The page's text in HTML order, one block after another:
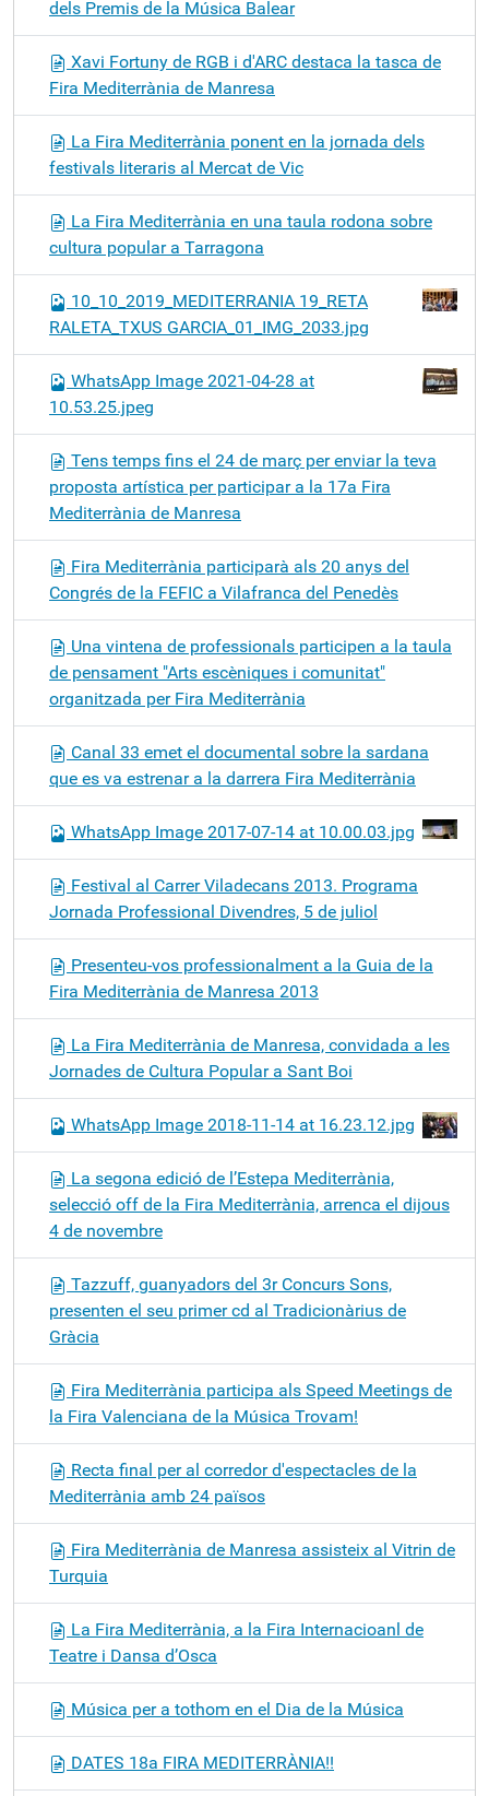
dels Premis de la Música Balear
Xavi Fortuny de RGB i d'ARC destaca la tasca de
Fira Mediterrània de Manresa
La Fira Mediterrània ponent en la jornada dels
festivals literaris al Mercat de Vic
La Fira Mediterrània en una taula rodona sobre
cultura popular a Tarragona
10_10_2019_MEDITERRANIA 19_RETA
RALETA_TXUS GARCIA_01_IMG_2033.jpg
WhatsApp Image 2021-04-28 at
10.53.25.jpeg
Tens temps fins el 24 de març per enviar la teva
proposta artística per participar a la 17a Fira
Mediterrània de Manresa
Fira Mediterrània participarà als 20 anys del
Congrés de la FEFIC a Vilafranca del Penedès
Una vintena de professionals participen a la taula
de pensament "Arts escèniques i comunitat"
organitzada per Fira Mediterrània
Canal 33 emet el documental sobre la sardana
que es va estrenar a la darrera Fira Mediterrània
WhatsApp Image 2017-07-14 at 10.00.03.jpg
Festival al Carrer Viladecans 2013. Programa
Jornada Professional Divendres, 5 de juliol
Presenteu-vos professionalment a la Guia de la
Fira Mediterrània de Manresa 2013
La Fira Mediterrània de Manresa, convidada a les
Jornades de Cultura Popular a Sant Boi
WhatsApp Image 2018-11-14 at 16.23.12.jpg
La segona edició de l’Estepa Mediterrània,
selecció off de la Fira Mediterrània, arrenca el dijous
4 de novembre
Tazzuff, guanyadors del 3r Concurs Sons,
presenten el seu primer cd al Tradicionàrius de
Gràcia
Fira Mediterrània participa als Speed Meetings de
la Fira Valenciana de la Música Trovam!
Recta final per al corredor d'espectacles de la
Mediterrània amb 24 països
Fira Mediterrània de Manresa assisteix al Vitrin de
Turquia
La Fira Mediterrània, a la Fira Internacioanl de
Teatre i Dansa d’Osca
Música per a tothom en el Dia de la Música
DATES 18a FIRA MEDITERRÀNIA!!